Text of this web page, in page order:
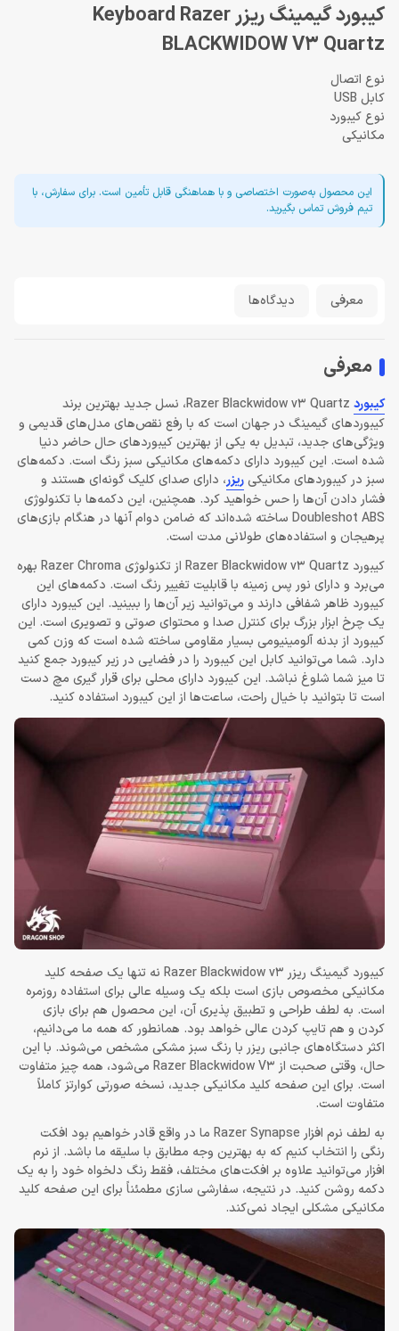
کیبورد گیمینگ ریزر Keyboard Razer
BLACKWIDOW V3 Quartz
نوع اتصال
کابل USB
نوع کیبورد
مکانیکی
این محصول به‌صورت اختصاصی و با هماهنگی قابل تأمین است. برای سفارش، با
تیم فروش تماس بگیرید.
معرفی دیدگاه‌ها
معرفی
کیبورد
Razer Blackwidow v3 Quartz، نسل جدید بهترین برند
کیبوردهای گیمینگ در جهان است که با رفع نقص‌های مدل‌های قدیمی و
ویژگی‌های جدید، تبدیل به یکی از بهترین کیبوردهای حال حاضر دنیا
شده است. این کیبورد دارای دکمه‌های مکانیکی سبز رنگ است. دکمه‌های
سبز در کیبوردهای مکانیکیریزر، دارای صدای کلیک گونه‌ای هستند و
فشار دادن آن‌ها را حس خواهید کرد. همچنین، این دکمه‌ها با تکنولوژی
Doubleshot ABS ساخته شده‌اند که ضامن دوام آنها در هنگام بازی‌های
پرهیجان و استفاده‌های طولانی مدت است.
کیبورد Razer Blackwidow v3 Quartz از تکنولوژی Razer Chroma بهره
می‌برد و دارای نور پس زمینه با قابلیت تغییر رنگ است. دکمه‌های این
کیبورد ظاهر شفافی دارند و می‌توانید زیر آن‌ها را ببینید. این کیبورد دارای
یک چرخ ابزار بزرگ برای کنترل صدا و محتوای صوتی و تصویری است. این
کیبورد از بدنه آلومینیومی بسیار مقاومی ساخته شده است که وزن کمی
دارد. شما می‌توانید کابل این کیبورد را در فضایی در زیر کیبورد جمع کنید
تا میز شما شلوغ نباشد. این کیبورد دارای محلی برای قرار گیری مچ دست
است تا بتوانید با خیال راحت‌، ساعت‌ها از این کیبورد استفاده کنید.
کیبورد گیمینگ ریزر Razer Blackwidow v3 نه تنها یک صفحه کلید
مکانیکی مخصوص بازی است بلکه یک وسیله عالی برای استفاده روزمره
است. به لطف طراحی و تطبیق پذیری آن، این محصول هم برای بازی
کردن و هم تایپ کردن عالی خواهد بود. همانطور که همه ما می‌دانیم،
اکثر دستگاه‌های جانبی ریزر با رنگ سبز مشکی مشخص می‌شوند. با این
حال، وقتی صحبت از Razer Blackwidow V3 می‌شود، همه چیز متفاوت
است. برای این صفحه کلید مکانیکی جدید، نسخه صورتی کوارتز کاملاً
متفاوت است.
به لطف نرم افزار Razer Synapse ما در واقع قادر خواهیم بود افکت
رنگی را انتخاب کنیم که به بهترین وجه مطابق با سلیقه ما باشد. از نرم
افزار می‌توانید علاوه بر افکت‌های مختلف، فقط رنگ دلخواه خود را به یک
دکمه روشن کنید. در نتیجه، سفارشی سازی مطمئناً برای این صفحه کلید
مکانیکی مشکلی ایجاد نمی‌کند.